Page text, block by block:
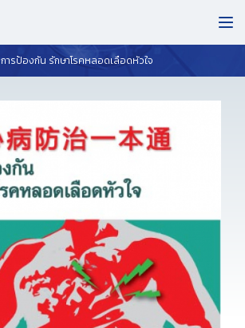
การป้องกัน รักษาโรคหลอดเลือดหัวใจ